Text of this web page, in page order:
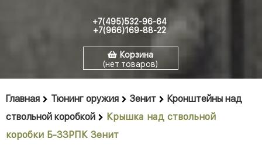
+7(495)532-96-64
+7(966)169-88-22
Корзина
(нет товаров)
Главная Тюнинг оружия Зенит
Кронштейны над
ствольной коробкой
Крышка над ствольной
коробки Б-33РПК Зенит